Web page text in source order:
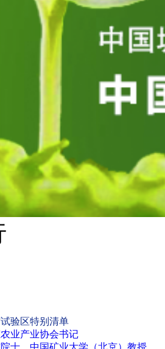
验区特别清单
业产业协会书记